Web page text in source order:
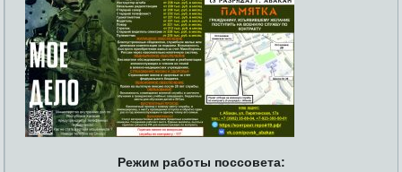
Режим работы поссовета: